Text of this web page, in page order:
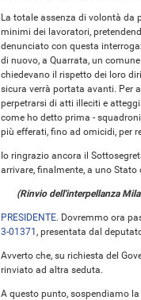
La totale assenza di volontà da
minimi dei lavoratori,
denunciato con questa
di nuovo, a Quarrata, un
chiedevano il rispetto dei loro
sicura verrà portata avanti. Per
perpetrarsi di atti illeciti e
come ho detto prima -
più efferati, fino ad omicidi, per
Io ringrazio ancora il
arrivare, finalmente, a uno
(Rinvio dell'interpellanza
PRESIDENTE. Dovremmo ora
3-01371 , presentata dal
Avverto che, su richiesta del
rinviato ad altra seduta.
A questo punto, sospendiamo